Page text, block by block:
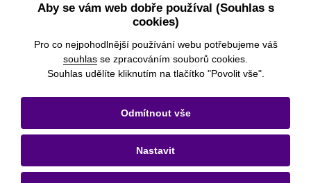
Wiener Börse
Právní informace
Nastavení cookies
Ochrana osobních údajů a cookies
Aby se vám web dobře používal (Souhlas s
cookies)
Pro co nejpohodlnější používání webu potřebujeme váš
souhlas se zpracováním souborů cookies.
Souhlas udělíte kliknutím na tlačítko "Povolit vše".
Nastavit
Odmítnout vše